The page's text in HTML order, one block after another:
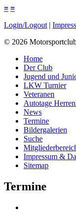
≡ ≡
Login/Logout |
© 2026
Home
Der Club
Jugend und
LKW Turnier
Veteranen
Autotage
News
Termine
Bildergalerien
Suche
Impressum &
Sitemap
Termine